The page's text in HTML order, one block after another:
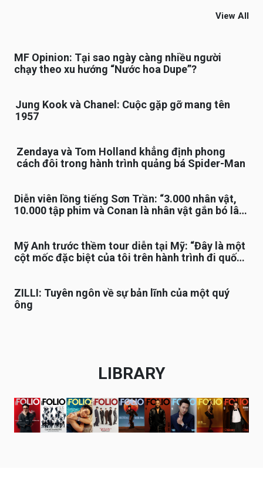
View All
MF Opinion: Tại sao ngày càng nhiều người
chạy theo xu hướng “Nước hoa Dupe”?
Jung Kook và Chanel: Cuộc gặp gỡ mang tên
1957
Zendaya và Tom Holland khẳng định phong
cách đôi trong hành trình quảng bá Spider-Man
Diễn viên lồng tiếng Sơn Trần: “3.000 nhân vật,
10.000 tập phim và Conan là nhân vật gắn bó lâu
Mỹ Anh trước thềm tour diễn tại Mỹ: “Đây là một
cột mốc đặc biệt của tôi trên hành trình đi quốc
ZILLI: Tuyên ngôn về sự bản lĩnh của một quý
ông
LIBRARY